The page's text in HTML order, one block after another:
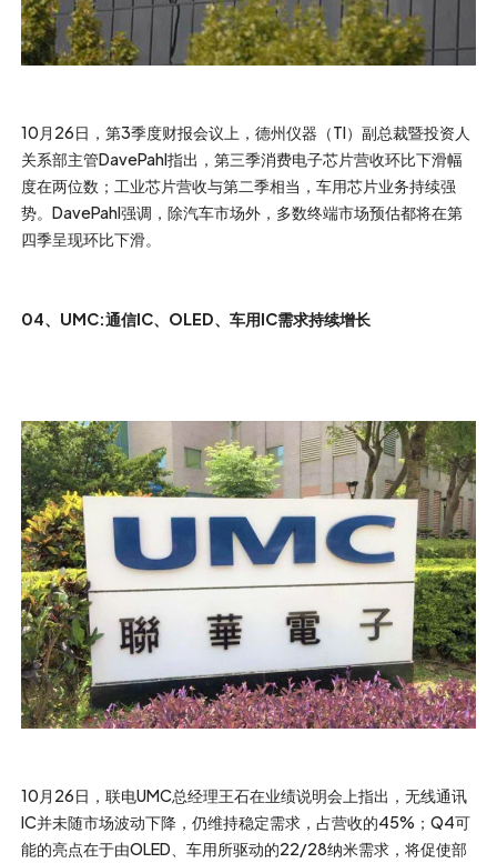
10月26日，第3季度财报会议上，德州仪器（TI）副总裁暨投资人
关系部主管DavePahl指出，第三季消费电子芯片营收环比下滑幅
度在两位数；工业芯片营收与第二季相当，车用芯片业务持续强
势。DavePahl强调，除汽车市场外，多数终端市场预估都将在第
四季呈现环比下滑。
04、UMC:通信IC、OLED、车用IC需求持续增长
10月26日，联电UMC总经理王石在业绩说明会上指出，无线通讯
IC并未随市场波动下降，仍维持稳定需求，占营收的45%；Q4可
能的亮点在于由OLED、车用所驱动的22/28纳米需求，将促使部